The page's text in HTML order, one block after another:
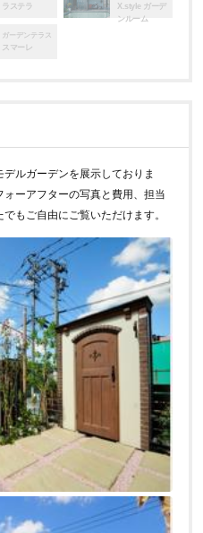
ラステラ
X.style ガーデ
ンルーム
ガーデンテラス
スマーレ
ルガーデンを展示しておりま
ーアフターの写真と費用、担当
もご自由にご覧いただけます。